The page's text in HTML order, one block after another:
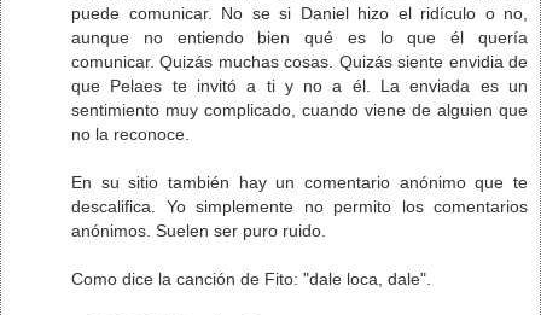
puede comunicar. No se si Daniel hizo el ridículo o no,
aunque no entiendo bien qué es lo que él quería
comunicar. Quizás muchas cosas. Quizás siente envidia de
que Pelaes te invitó a ti y no a él. La enviada es un
sentimiento muy complicado, cuando viene de alguien que
no la reconoce.
En su sitio también hay un comentario anónimo que te
descalifica. Yo simplemente no permito los comentarios
anónimos. Suelen ser puro ruido.
Como dice la canción de Fito: "dale loca, dale".